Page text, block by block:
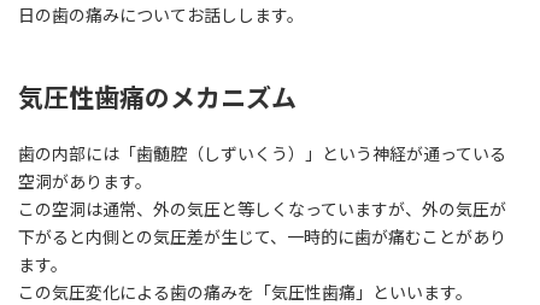
日の歯の痛みについてお話しします。
気圧性歯痛のメカニズム
歯の内部には「歯髄腔（しずいくう）」という神経が通っている
空洞があります。
この空洞は通常、外の気圧と等しくなっていますが、外の気圧が
下がると内側との気圧差が生じて、一時的に歯が痛むことがあり
ます。
この気圧変化による歯の痛みを「気圧性歯痛」といいます。